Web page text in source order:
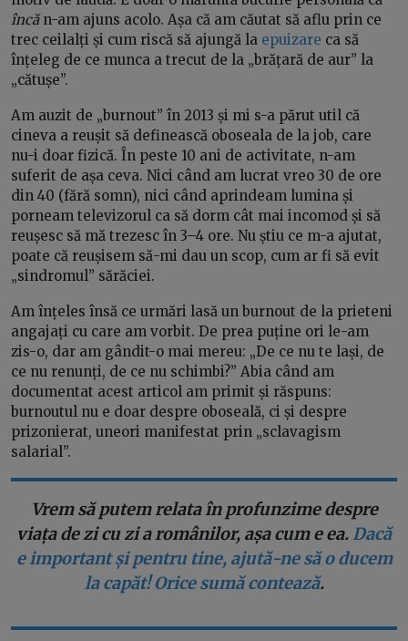
încăn-am ajuns acolo. Așa că am căutat să aflu prin ce
trec ceilalți și cum riscă să ajungă la epuizare ca să
înțeleg de ce munca a trecut de la „brățară de aur” la
„cătușe”.
Am auzit de „burnout” în 2013 și mi s-a părut util că
cineva a reușit să definească oboseala de la job, care
nu-i doar fizică. În peste 10 ani de activitate, n-am
suferit de așa ceva. Nici când am lucrat vreo 30 de ore
din 40 (fără somn), nici când aprindeam lumina și
porneam televizorul ca să dorm cât mai incomod și să
reușesc să mă trezesc în 3–4 ore. Nu știu ce m-a ajutat,
poate că reușisem să-mi dau un scop, cum ar fi să evit
„sindromul” sărăciei.
Am înțeles însă ce urmări lasă un burnout de la prieteni
angajați cu care am vorbit. De prea puține ori le-am
zis-o, dar am gândit-o mai mereu: „De ce nu te lași, de
ce nu renunți, de ce nu schimbi?” Abia când am
documentat acest articol am primit și răspuns:
burnoutul nu e doar despre oboseală, ci și despre
prizonierat, uneori manifestat prin „sclavagism
salarial”.
Vrem să putem relata în profunzime despre
viața de zi cu zi a românilor, așa cum e ea. Dacă
e important și pentru tine, ajută-ne să o ducem
la capăt! Orice sumă contează.